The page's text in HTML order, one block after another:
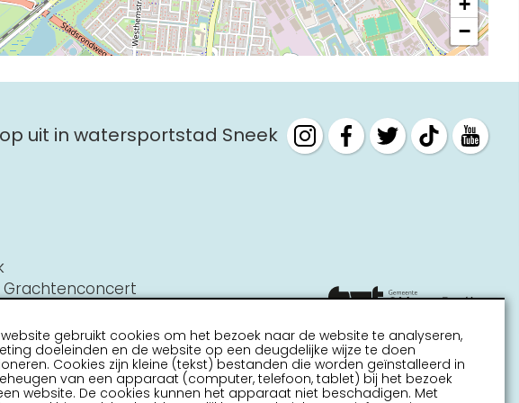
Interactieve plattegrond van
Sneek
Winkelen in Sneek
Bootverhuur
−
op uit in watersportstad Sneek
Sneek
Sneek
website gebruikt cookies om het bezoek naar de website te analyseren,
doeleinden en de website op een deugdelijke wijze te doen
Cookies zijn kleine (tekst) bestanden die worden geïnstalleerd in
van een apparaat (computer, telefoon, tablet) bij het bezoek
website. De cookies kunnen het apparaat niet beschadigen. Met